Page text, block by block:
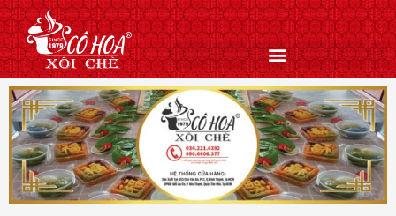
Nhảy
tới
nội
dung